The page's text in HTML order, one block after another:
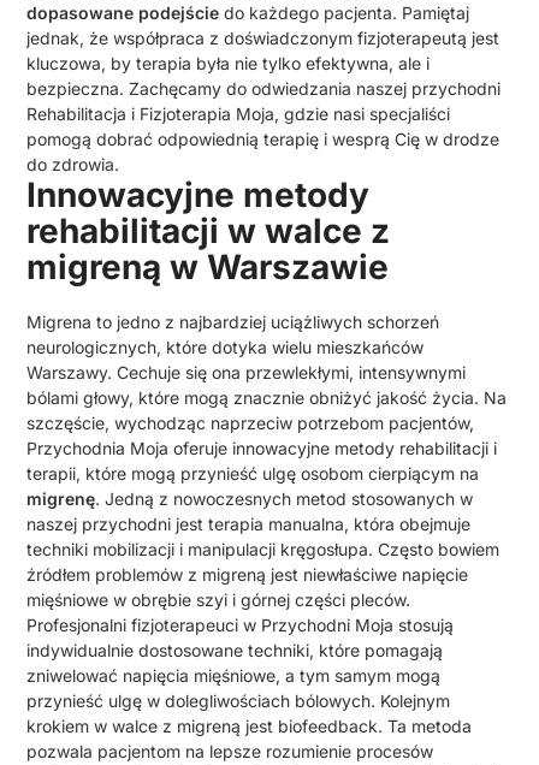
dopasowane podejście do każdego pacjenta. Pamiętaj
jednak, że współpraca z doświadczonym fizjoterapeutą jest
kluczowa, by terapia była nie tylko efektywna, ale i
bezpieczna. Zachęcamy do odwiedzania naszej przychodni
Rehabilitacja i Fizjoterapia Moja, gdzie nasi specjaliści
pomogą dobrać odpowiednią terapię i wesprą Cię w drodze
do zdrowia.
Innowacyjne metody
rehabilitacji w walce z
migreną w Warszawie
Migrena to jedno z najbardziej uciążliwych schorzeń
neurologicznych, które dotyka wielu mieszkańców
Warszawy. Cechuje się ona przewlekłymi, intensywnymi
bólami głowy, które mogą znacznie obniżyć jakość życia. Na
szczęście, wychodząc naprzeciw potrzebom pacjentów,
Przychodnia Moja oferuje innowacyjne metody rehabilitacji i
terapii, które mogą przynieść ulgę osobom cierpiącym na
migrenę. Jedną z nowoczesnych metod stosowanych w
naszej przychodni jest terapia manualna, która obejmuje
techniki mobilizacji i manipulacji kręgosłupa. Często bowiem
źródłem problemów z migreną jest niewłaściwe napięcie
mięśniowe w obrębie szyi i górnej części pleców.
Profesjonalni fizjoterapeuci w Przychodni Moja stosują
indywidualnie dostosowane techniki, które pomagają
zniwelować napięcia mięśniowe, a tym samym mogą
przynieść ulgę w dolegliwościach bólowych. Kolejnym
krokiem w walce z migreną jest biofeedback. Ta metoda
pozwala pacjentom na lepsze rozumienie procesów